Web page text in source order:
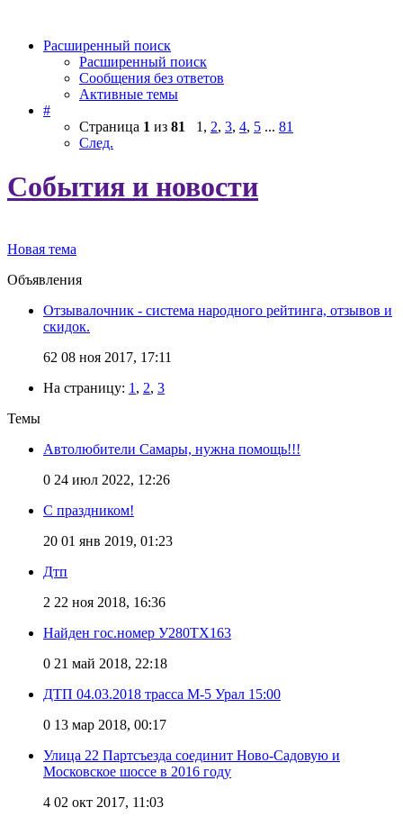
Расширенный поиск
Расширенный поиск
Сообщения без ответов
Активные темы
#
Страница 1 из 81 1 , 2, 3, 4, 5 ... 81
След.
События и новости
Новая тема
Объявления
Отзывалочник - система народного рейтинга, отзывов и
скидок.
62 08 ноя 2017, 17:11
На страницу: 1 , 2, 3
Темы
Автолюбители Самары, нужна помощь!!!
0 24 июл 2022, 12:26
С праздником!
20 01 янв 2019, 01:23
Дтп
2 22 ноя 2018, 16:36
Найден гос.номер У280ТХ163
0 21 май 2018, 22:18
ДТП 04.03.2018 трасса М-5 Урал 15:00
0 13 мар 2018, 00:17
Улица 22 Партсъезда соединит Ново-Садовую и
Московское шоссе в 2016 году
4 02 окт 2017, 11:03